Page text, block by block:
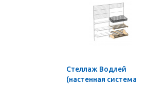
Стеллаж Водлей
(настенная система